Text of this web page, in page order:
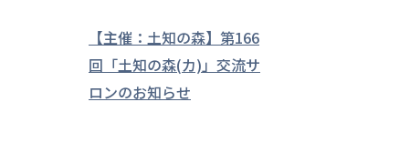
【主催：土知の森】第166
回「土知の森(カ)」交流サ
ロンのお知らせ